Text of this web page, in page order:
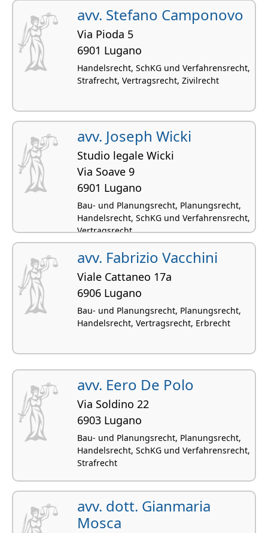
avv. Stefano Camponovo
Via Pioda 5
6901 Lugano
Handelsrecht, SchKG und Verfahrensrecht,
Strafrecht, Vertragsrecht, Zivilrecht
avv. Joseph Wicki
Studio legale Wicki
Via Soave 9
6901 Lugano
Bau- und Planungsrecht, Planungsrecht,
Handelsrecht, SchKG und Verfahrensrecht,
Vertragsrecht
avv. Fabrizio Vacchini
Viale Cattaneo 17a
6906 Lugano
Bau- und Planungsrecht, Planungsrecht,
Handelsrecht, Vertragsrecht, Erbrecht
avv. Eero De Polo
Via Soldino 22
6903 Lugano
Bau- und Planungsrecht, Planungsrecht,
Handelsrecht, SchKG und Verfahrensrecht,
Strafrecht
avv. dott. Gianmaria
Mosca